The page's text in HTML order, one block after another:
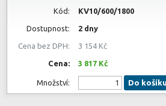
Kód: KV10/600/1800
Dostupnost: 2 dny
Cena bez DPH: 3 154 Kč
Cena: 3 817 Kč
Množství: Do košíku